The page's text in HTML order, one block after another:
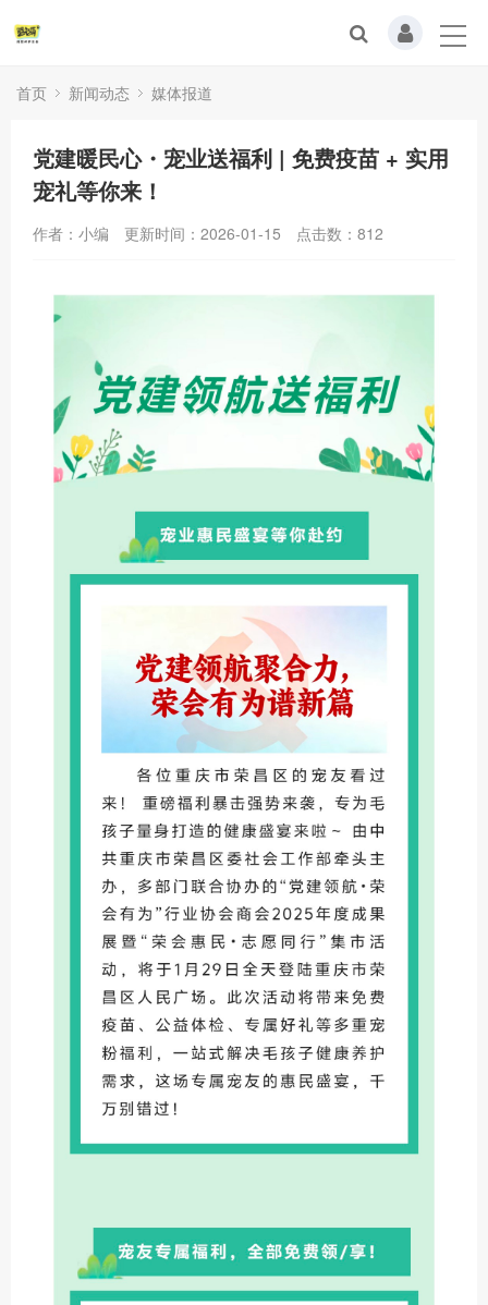
首页 新闻动态 媒体报道
党建暖民心・宠业送福利 | 免费疫苗 + 实用
宠礼等你来！
作者：小编 更新时间：2026-01-15 点击数： 812